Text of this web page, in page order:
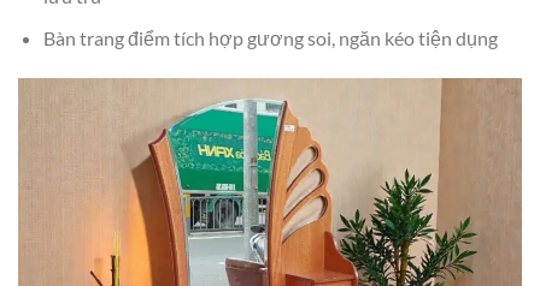
Bàn trang điểm tích hợp gương soi, ngăn kéo tiện dụng